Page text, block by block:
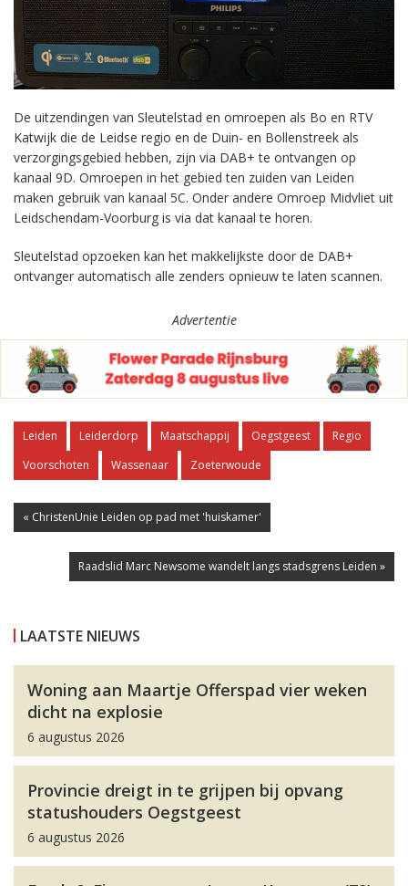
De uitzendingen van Sleutelstad en omroepen als Bo en RTV
Katwijk die de Leidse regio en de Duin- en Bollenstreek als
verzorgingsgebied hebben, zijn via DAB+ te ontvangen op
kanaal 9D. Omroepen in het gebied ten zuiden van Leiden
maken gebruik van kanaal 5C. Onder andere Omroep Midvliet uit
Leidschendam-Voorburg is via dat kanaal te horen.
Sleutelstad opzoeken kan het makkelijkste door de DAB+
ontvanger automatisch alle zenders opnieuw te laten scannen.
Advertentie
Leiden Leiderdorp Maatschappij Oegstgeest
Regio
Voorschoten
Wassenaar Zoeterwoude
« ChristenUnie Leiden op pad met 'huiskamer'
Raadslid Marc Newsome wandelt langs stadsgrens Leiden »
LAATSTE NIEUWS
Woning aan Maartje Offerspad vier weken
dicht na explosie
6 augustus 2026
Provincie dreigt in te grijpen bij opvang
statushouders Oegstgeest
6 augustus 2026